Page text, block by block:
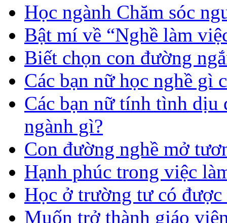
Học ngành Chăm sóc
Bật mí về “Nghề làm
Biết chọn con đường
Các bạn nữ học nghề gì
Các bạn nữ tính tình dịu
ngành gì?
Con đường nghề mở
Hạnh phúc trong việc
Học ở trường tư có
Muốn trở thành giáo